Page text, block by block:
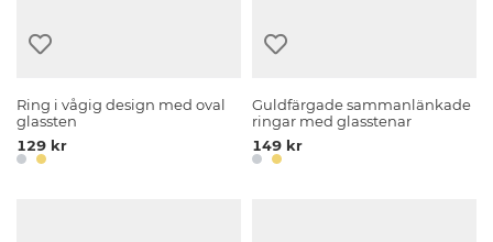
Ring i vågig design med oval
glassten
129 kr
Guldfärgade sammanlänkade
ringar med glasstenar
149 kr